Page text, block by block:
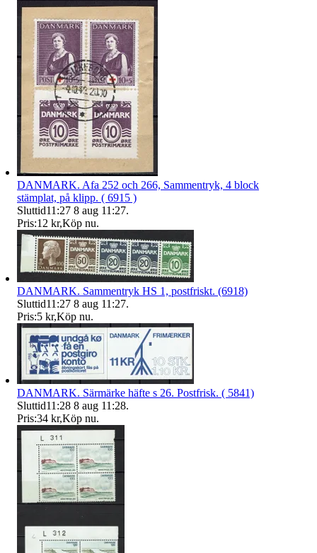
DANMARK. Afa 252 och 266, Sammentryk, 4 block
stämplat, på klipp. ( 6915 )
Sluttid11:27 8 aug 11:27.
Pris:12 kr,Köp nu.
DANMARK. Sammentryk HS 1, postfriskt. (6918)
Sluttid11:27 8 aug 11:27.
Pris:5 kr,Köp nu.
DANMARK. Särmärke häfte s 26. Postfrisk. ( 5841)
Sluttid11:28 8 aug 11:28.
Pris:34 kr,Köp nu.